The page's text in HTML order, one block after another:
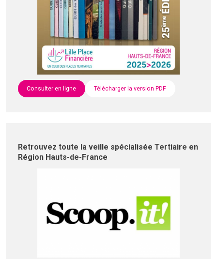
Consulter en ligne Télécharger la version PDF
Retrouvez toute la veille spécialisée Tertiaire en
Région Hauts-de-France